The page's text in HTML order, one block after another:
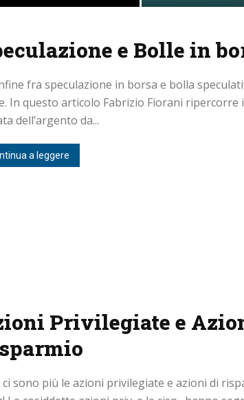
e Bolle in
fra speculazione in borsa e bolla
In questo articolo Fabrizio Fiorani ripercorre
dell’argento da...
a leggere
Privilegiate e
sono più le azioni privilegiate e azioni di